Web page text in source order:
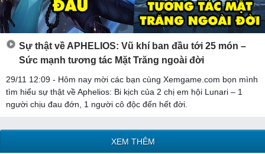
Sự thật về APHELIOS: Vũ khí ban đầu tới 25 món –
Sức mạnh tương tác Mặt Trăng ngoài đời
29/11 12:09 - Hôm nay mời các bạn cùng Xemgame.com bọn mình
tìm hiểu sự thật về Aphelios: Bi kịch của 2 chị em hội Lunari – 1
người chịu đau đớn, 1 người cô độc đến hết đời.
XEM THÊM